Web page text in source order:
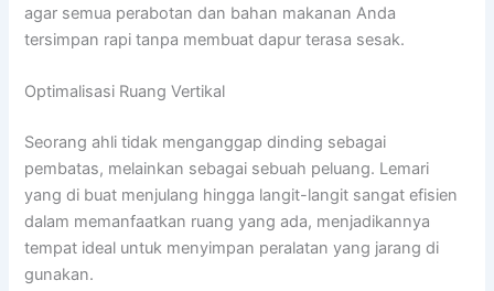
agar semua perabotan dan bahan makanan Anda
tersimpan rapi tanpa membuat dapur terasa sesak.
Optimalisasi Ruang Vertikal
Seorang ahli tidak menganggap dinding sebagai
pembatas, melainkan sebagai sebuah peluang. Lemari
yang di buat menjulang hingga langit-langit sangat efisien
dalam memanfaatkan ruang yang ada, menjadikannya
tempat ideal untuk menyimpan peralatan yang jarang di
gunakan.